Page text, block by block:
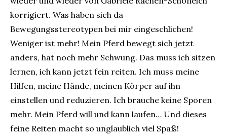
korrigiert. Was haben sich da
Bewegungsstereotypen bei mir eingeschlichen!
Weniger ist mehr! Mein Pferd bewegt sich jetzt
anders, hat noch mehr Schwung. Das muss ich sitzen
lernen, ich kann jetzt fein reiten. Ich muss meine
Hilfen, meine Hände, meinen Körper auf ihn
einstellen und reduzieren. Ich brauche keine Sporen
mehr. Mein Pferd will und kann laufen… Und dieses
feine Reiten macht so unglaublich viel Spaß!